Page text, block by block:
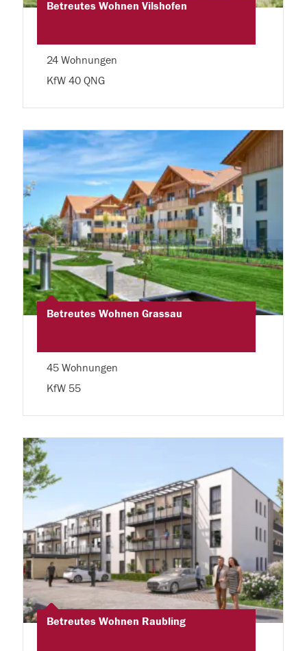
Betreutes Wohnen Vilshofen
24 Wohnungen
KfW 40 QNG
Betreutes Wohnen Grassau
45 Wohnungen
KfW 55
Betreutes Wohnen Raubling